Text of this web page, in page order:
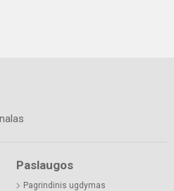
Paslaugos
Pagrindinis ugdymas